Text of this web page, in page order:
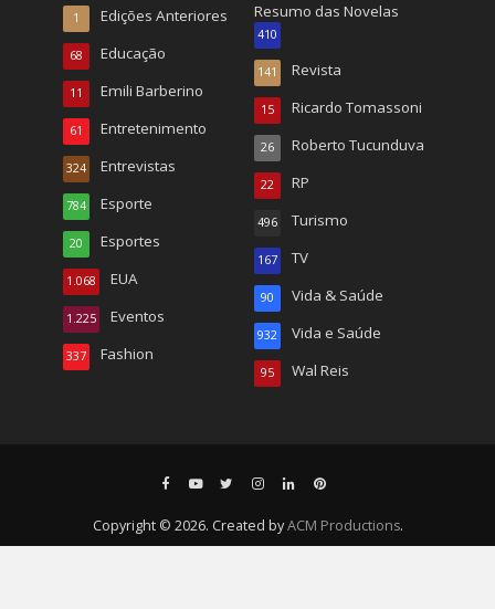
Edições Anteriores
1
Educação
68
Emili Barberino
11
Entretenimento
61
Entrevistas
324
Esporte
784
Esportes
20
EUA
1.068
Eventos
1.225
Fashion
337
Resumo das Novelas
410
Revista
141
Ricardo Tomassoni
15
Roberto Tucunduva
26
RP
22
Turismo
496
TV
167
Vida & Saúde
90
Vida e Saúde
932
Wal Reis
95
Copyright © 2026. Created byACM Productions.